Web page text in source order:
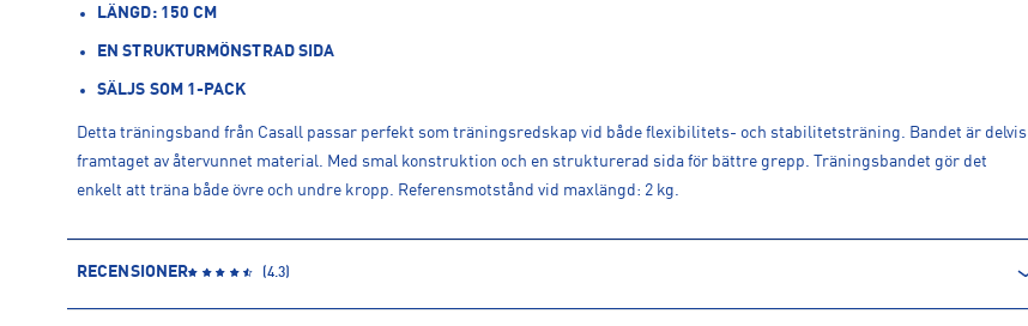
LÄNGD: 150 CM
EN STRUKTURMÖNSTRAD SIDA
SÄLJS SOM 1-PACK
Detta träningsband från Casall passar perfekt som träningsredskap vid både flexibilitets- och stabilitetsträning. Bandet är delvis
framtaget av återvunnet material. Med smal konstruktion och en strukturerad sida för bättre grepp. Träningsbandet gör det
enkelt att träna både övre och undre kropp. Referensmotstånd vid maxlängd: 2 kg.
RECENSIONER (4.3)